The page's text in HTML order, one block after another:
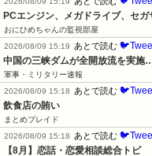
PCエンジン、メガドライブ、セガ
おにひめちゃんの監視部屋
2026/08/09 15:19
あとで読む
中国の三峡ダムが全開放流を実施
軍事・ミリタリー速報
2026/08/09 15:18
あとで読む
飲食店の賄い
まとめブレイド
2026/08/09 15:18
あとで読む
【8月】恋話・恋愛相談総合トピ